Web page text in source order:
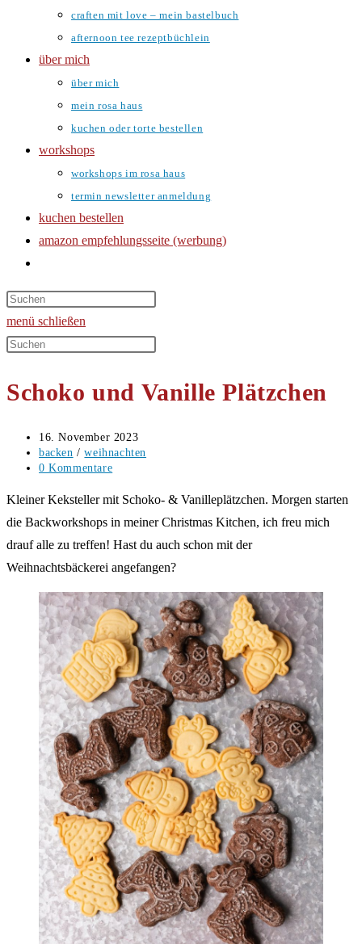
craften mit love – mein bastelbuch
afternoon tee rezeptbüchlein
über mich
über mich
mein rosa haus
kuchen oder torte bestellen
workshops
workshops im rosa haus
termin newsletter anmeldung
kuchen bestellen
amazon empfehlungsseite (werbung)
umschalten
menü schließen
Diese
durchsuchen
Schoko und Vanille Plätzchen
Beitrag
veröffentlicht:
16. November 2023
Beitrags-
Kategorie:
backen / weihnachten
Beitrags-
0 Kommentare
Kleiner Keksteller mit Schoko- & Vanilleplätzchen. Morgen starten
die Backworkshops in meiner Christmas Kitchen, ich freu mich
drauf alle zu treffen! Hast du auch schon mit der
Weihnachtsbäckerei angefangen?